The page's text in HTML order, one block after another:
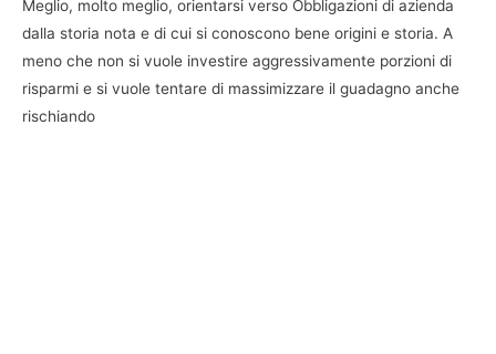
Meglio, molto meglio, orientarsi verso Obbligazioni di azienda
dalla storia nota e di cui si conoscono bene origini e storia. A
meno che non si vuole investire aggressivamente porzioni di
risparmi e si vuole tentare di massimizzare il guadagno anche
rischiando